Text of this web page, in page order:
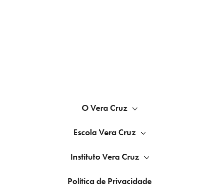
O Vera Cruz
Escola Vera Cruz
Instituto Vera Cruz
Política de Privacidade